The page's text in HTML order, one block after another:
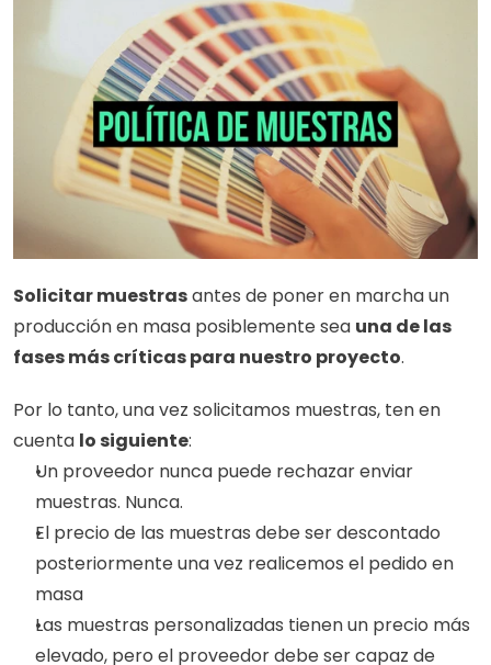
Solicitar muestras antes de poner en marcha un
producción en masa posiblemente sea una de las
fases más críticas para nuestro proyecto.
Por lo tanto, una vez solicitamos muestras, ten en
cuenta lo siguiente:
Un proveedor nunca puede rechazar enviar
muestras. Nunca.
El precio de las muestras debe ser descontado
posteriormente una vez realicemos el pedido en
masa
Las muestras personalizadas tienen un precio más
elevado, pero el proveedor debe ser capaz de